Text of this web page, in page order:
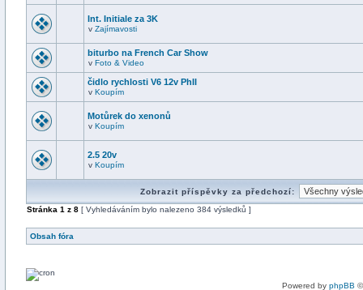
Int. Initiale za 3K
v Zajímavosti
biturbo na French Car Show
v Foto & Video
čidlo rychlosti V6 12v PhII
v Koupím
Motůrek do xenonů
v Koupím
2.5 20v
v Koupím
Zobrazit příspěvky za předchozí:
Stránka 1 z 8 [ Vyhledáváním bylo nalezeno 384 výsledků ]
Obsah fóra
Powered by phpBB